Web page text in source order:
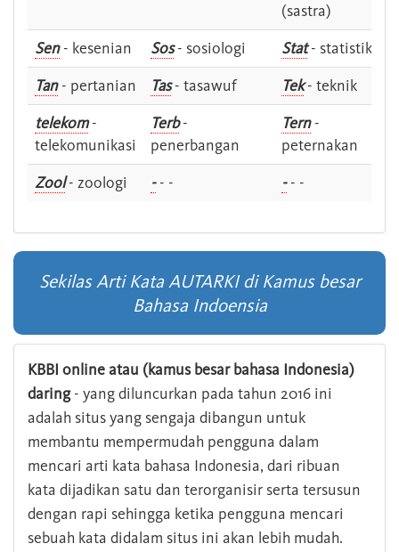
(sastra)
Sen- kesenian Sos- sosiologi Stat- statistik
Tan- pertanian Tas- tasawuf Tek- teknik
telekom-
telekomunikasi
Terb-
penerbangan
Tern-
peternakan
Zool- zoologi -- - -- -
Sekilas Arti Kata AUTARKI di Kamus besar
Bahasa Indoensia
KBBI online atau (kamus besar bahasa Indonesia)
daring- yang diluncurkan pada tahun 2016 ini
adalah situs yang sengaja dibangun untuk
membantu mempermudah pengguna dalam
mencari arti kata bahasa Indonesia, dari ribuan
kata dijadikan satu dan terorganisir serta tersusun
dengan rapi sehingga ketika pengguna mencari
sebuah kata didalam situs ini akan lebih mudah.